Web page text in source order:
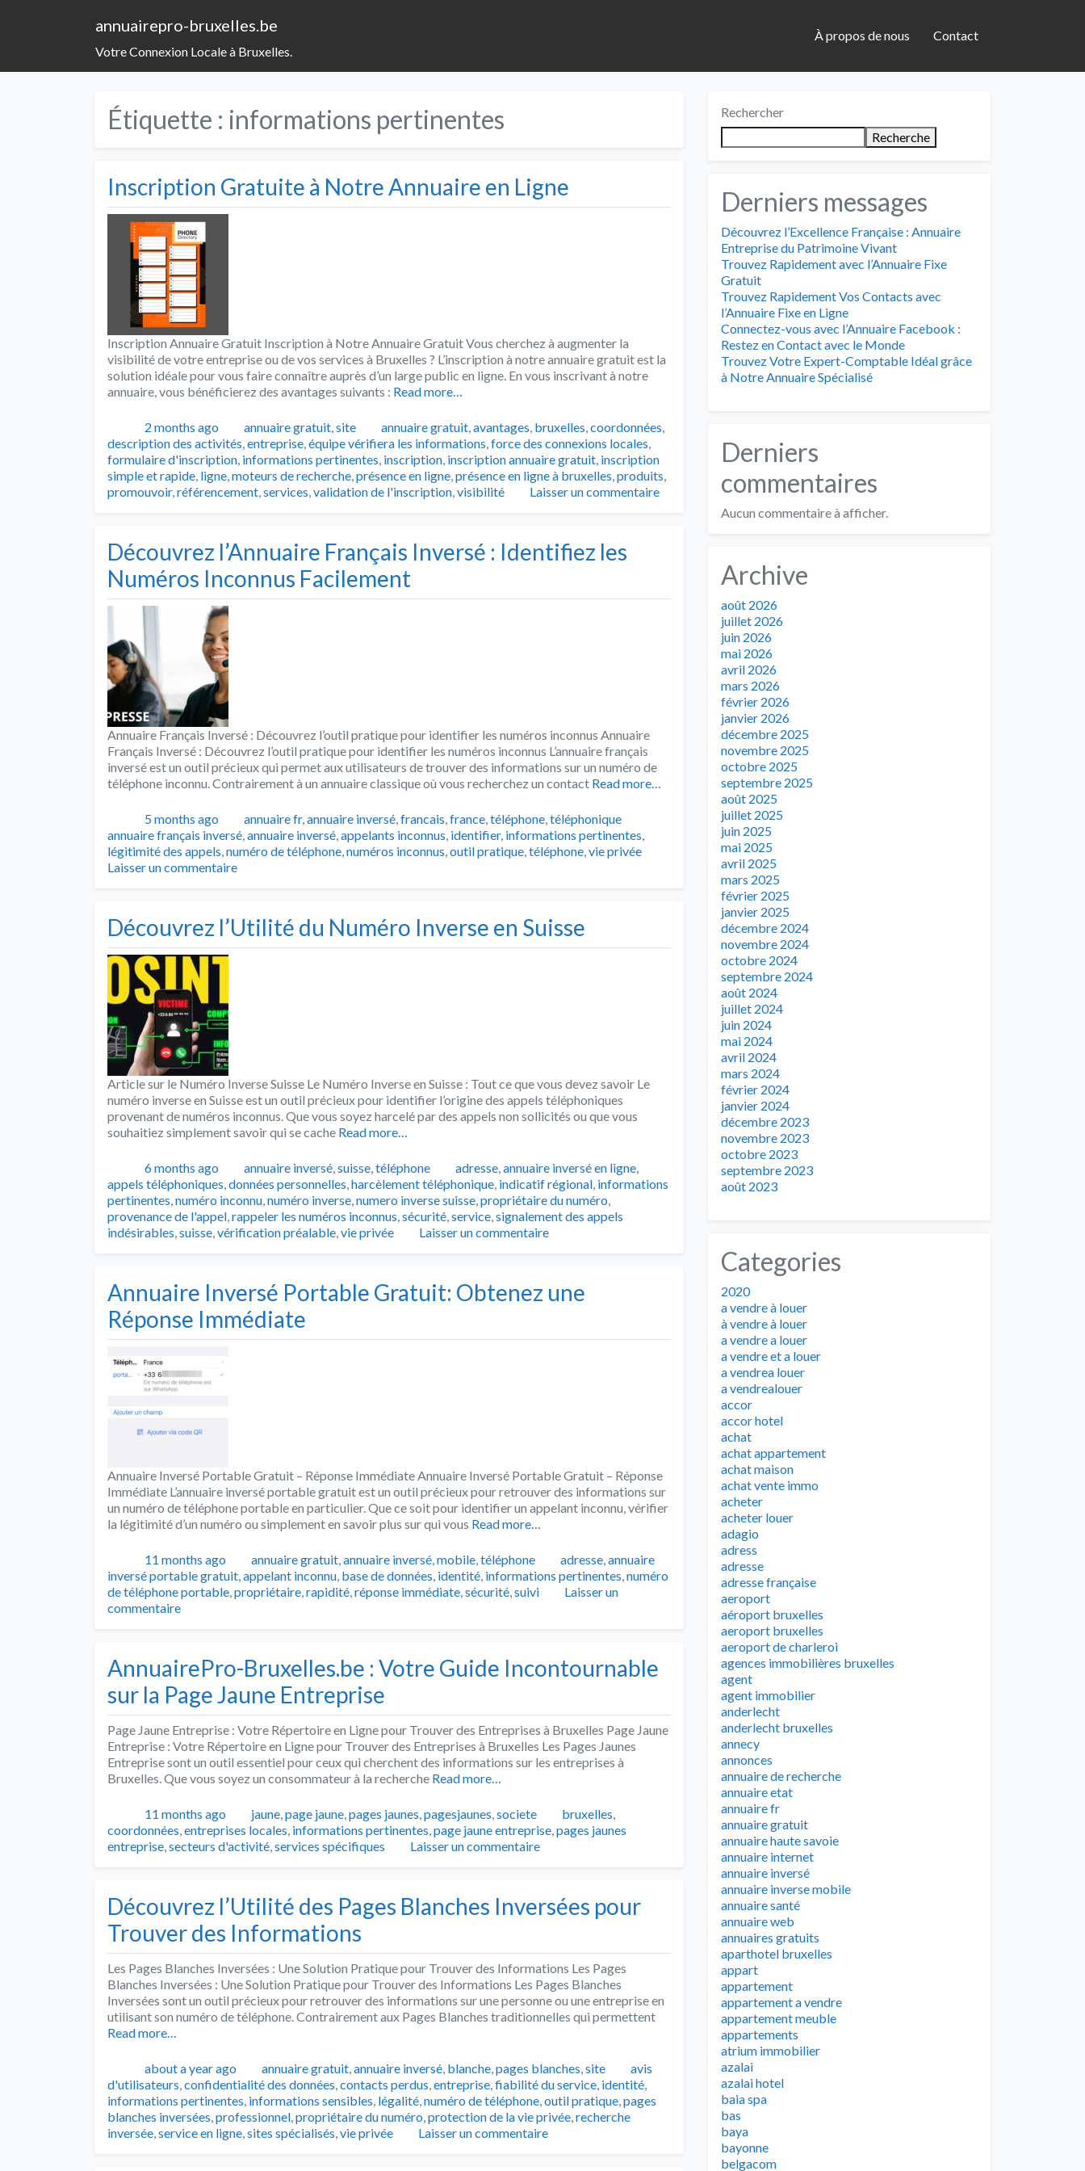
annuairepro-bruxelles.be
Votre Connexion Locale à Bruxelles.
À propos de nous Contact
Étiquette : informations pertinentes
Inscription Gratuite à Notre Annuaire en Ligne
Inscription Annuaire Gratuit Inscription à Notre Annuaire Gratuit Vous cherchez à augmenter la
visibilité de votre entreprise ou de vos services à Bruxelles ? L’inscription à notre annuaire gratuit est la
solution idéale pour vous faire connaître auprès d’un large public en ligne. En vous inscrivant à notre
annuaire, vous bénéficierez des avantages suivants : Read more…
Publié2 months ago Catégories
annuaire gratuit,site Tags
annuaire gratuit,avantages, bruxelles,coordonnées,
description des activités,entreprise,équipe vérifiera les informations,force des connexions locales,
formulaire d'inscription, informations pertinentes, inscription, inscription annuaire gratuit, inscription
simple et rapide, ligne,moteurs de recherche,présence en ligne,présence en ligne à bruxelles,produits,
promouvoir,référencement,services,validation de l'inscription,visibilité Laisser un commentaire
Découvrez l’Annuaire Français Inversé : Identifiez les
Numéros Inconnus Facilement
Annuaire Français Inversé : Découvrez l’outil pratique pour identifier les numéros inconnus Annuaire
Français Inversé : Découvrez l’outil pratique pour identifier les numéros inconnus L’annuaire français
inversé est un outil précieux qui permet aux utilisateurs de trouver des informations sur un numéro de
téléphone inconnu. Contrairement à un annuaire classique où vous recherchez un contact Read more…
Publié5 months ago Catégories
annuaire fr,annuaire inversé,francais,france,téléphone,téléphonique
annuaire français inversé,annuaire inversé,appelants inconnus, identifier, informations pertinentes,
légitimité des appels,numéro de téléphone,numéros inconnus,outil pratique,téléphone,vie privée
Laisser un commentaire
Découvrez l’Utilité du Numéro Inverse en Suisse
Article sur le Numéro Inverse Suisse Le Numéro Inverse en Suisse : Tout ce que vous devez savoir Le
numéro inverse en Suisse est un outil précieux pour identifier l’origine des appels téléphoniques
provenant de numéros inconnus. Que vous soyez harcelé par des appels non sollicités ou que vous
souhaitiez simplement savoir qui se cache Read more…
Publié
6 months ago Catégories
annuaire inversé,suisse,téléphone Tags
adresse,annuaire inversé en ligne,
appels téléphoniques,données personnelles,harcèlement téléphonique, indicatif régional, informations
pertinentes,numéro inconnu,numéro inverse,numero inverse suisse,propriétaire du numéro,
provenance de l'appel,rappeler les numéros inconnus,sécurité,service,signalement des appels
indésirables,suisse,vérification préalable,vie privée Laisser un commentaire
Annuaire Inversé Portable Gratuit: Obtenez une
Réponse Immédiate
Annuaire Inversé Portable Gratuit – Réponse Immédiate Annuaire Inversé Portable Gratuit – Réponse
Immédiate L’annuaire inversé portable gratuit est un outil précieux pour retrouver des informations sur
un numéro de téléphone portable en particulier. Que ce soit pour identifier un appelant inconnu, vérifier
la légitimité d’un numéro ou simplement en savoir plus sur qui vous Read more…
Publié11 months ago Catégories
annuaire gratuit,annuaire inversé,mobile,téléphone Tags
adresse,annuaire
inversé portable gratuit,appelant inconnu, base de données, identité, informations pertinentes,numéro
de téléphone portable,propriétaire,rapidité,réponse immédiate,sécurité,suivi
Laisser un
commentaire
AnnuairePro-Bruxelles.be : Votre Guide Incontournable
sur la Page Jaune Entreprise
Page Jaune Entreprise : Votre Répertoire en Ligne pour Trouver des Entreprises à Bruxelles Page Jaune
Entreprise : Votre Répertoire en Ligne pour Trouver des Entreprises à Bruxelles Les Pages Jaunes
Entreprise sont un outil essentiel pour ceux qui cherchent des informations sur les entreprises à
Bruxelles. Que vous soyez un consommateur à la recherche Read more…
Publié11 months ago Catégories
jaune,page jaune,pages jaunes,pagesjaunes,societe Tags
bruxelles,
coordonnées,entreprises locales, informations pertinentes,page jaune entreprise,pages jaunes
entreprise,secteurs d'activité,services spécifiques Laisser un commentaire
Découvrez l’Utilité des Pages Blanches Inversées pour
Trouver des Informations
Les Pages Blanches Inversées : Une Solution Pratique pour Trouver des Informations Les Pages
Blanches Inversées : Une Solution Pratique pour Trouver des Informations Les Pages Blanches
Inversées sont un outil précieux pour retrouver des informations sur une personne ou une entreprise en
utilisant son numéro de téléphone. Contrairement aux Pages Blanches traditionnelles qui permettent
Read more…
Publié
about a year ago Catégories
annuaire gratuit,annuaire inversé, blanche,pages blanches,site Tags
avis
d'utilisateurs,confidentialité des données,contacts perdus,entreprise,fiabilité du service, identité,
informations pertinentes, informations sensibles, légalité,numéro de téléphone,outil pratique,pages
blanches inversées,professionnel,propriétaire du numéro,protection de la vie privée,recherche
inversée,service en ligne,sites spécialisés,vie privée Laisser un commentaire
Rechercher
Recherche
Derniers messages
Découvrez l’Excellence Française : Annuaire
Entreprise du Patrimoine Vivant
Trouvez Rapidement avec l’Annuaire Fixe
Gratuit
Trouvez Rapidement Vos Contacts avec
l’Annuaire Fixe en Ligne
Connectez-vous avec l’Annuaire Facebook :
Restez en Contact avec le Monde
Trouvez Votre Expert-Comptable Idéal grâce
à Notre Annuaire Spécialisé
Derniers
commentaires
Aucun commentaire à afficher.
Archive
août 2026
juillet 2026
juin 2026
mai 2026
avril 2026
mars 2026
février 2026
janvier 2026
décembre 2025
novembre 2025
octobre 2025
septembre 2025
août 2025
juillet 2025
juin 2025
mai 2025
avril 2025
mars 2025
février 2025
janvier 2025
décembre 2024
novembre 2024
octobre 2024
septembre 2024
août 2024
juillet 2024
juin 2024
mai 2024
avril 2024
mars 2024
février 2024
janvier 2024
décembre 2023
novembre 2023
octobre 2023
septembre 2023
août 2023
Categories
2020
a vendre à louer
à vendre à louer
a vendre a louer
a vendre et a louer
a vendrea louer
a vendrealouer
accor
accor hotel
achat
achat appartement
achat maison
achat vente immo
acheter
acheter louer
adagio
adress
adresse
adresse française
aeroport
aéroport bruxelles
aeroport bruxelles
aeroport de charleroi
agences immobilières bruxelles
agent
agent immobilier
anderlecht
anderlecht bruxelles
annecy
annonces
annuaire de recherche
annuaire etat
annuaire fr
annuaire gratuit
annuaire haute savoie
annuaire internet
annuaire inversé
annuaire inverse mobile
annuaire santé
annuaire web
annuaires gratuits
aparthotel bruxelles
appart
appartement
appartement a vendre
appartement meuble
appartements
atrium immobilier
azalai
azalai hotel
baia spa
bas
baya
bayonne
belgacom